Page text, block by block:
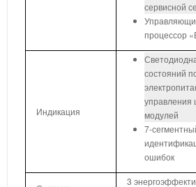
сервисной
процессор
Индикация
состояний
управления
модулей
7-
ошибок
3